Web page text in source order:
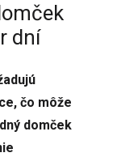
dní
čo môže
domček